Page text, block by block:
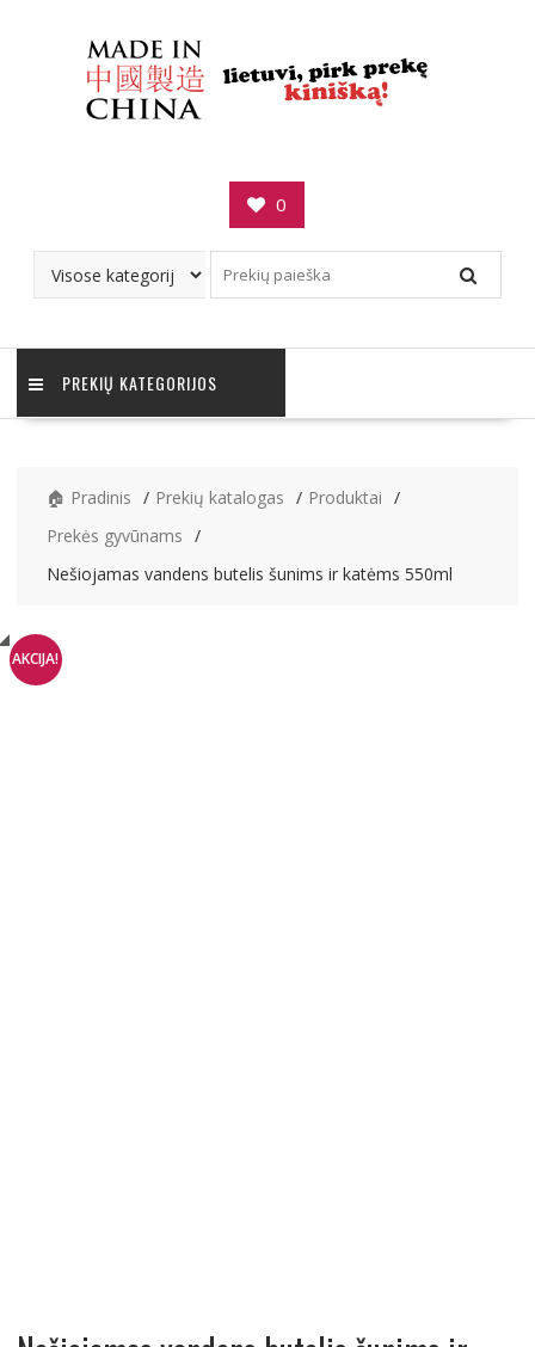
0
PREKIŲ KATEGORIJOS
🏠 Pradinis Prekių katalogas
Produktai
Prekės gyvūnams
Nešiojamas vandens butelis šunims ir katėms 550ml
AKCIJA!